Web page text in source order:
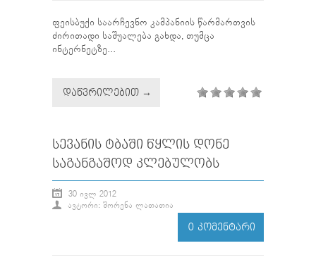
ფეისბუქი საარჩევნო კამპანიის წარმართვის
ძირითადი საშუალება გახდა, თუმცა
ინტერნეტზე...
ᲓᲐᲬᲕᲠᲘᲚᲔᲑᲘᲗ →
ᲡᲔᲕᲐᲜᲘᲡ ᲢᲑᲐᲨᲘ ᲬᲧᲚᲘᲡ ᲓᲝᲜᲔ
ᲡᲐᲒᲐᲜᲒᲐᲨᲝᲓ ᲙᲚᲔᲑᲣᲚᲝᲑᲡ
30 ᲘᲕᲚ 2012
ᲐᲕᲢᲝᲠᲘ: ᲨᲝᲠᲔᲜᲐ ᲚᲐᲗᲐᲗᲘᲐ
0 ᲙᲝᲛᲔᲜᲢᲐᲠᲘ